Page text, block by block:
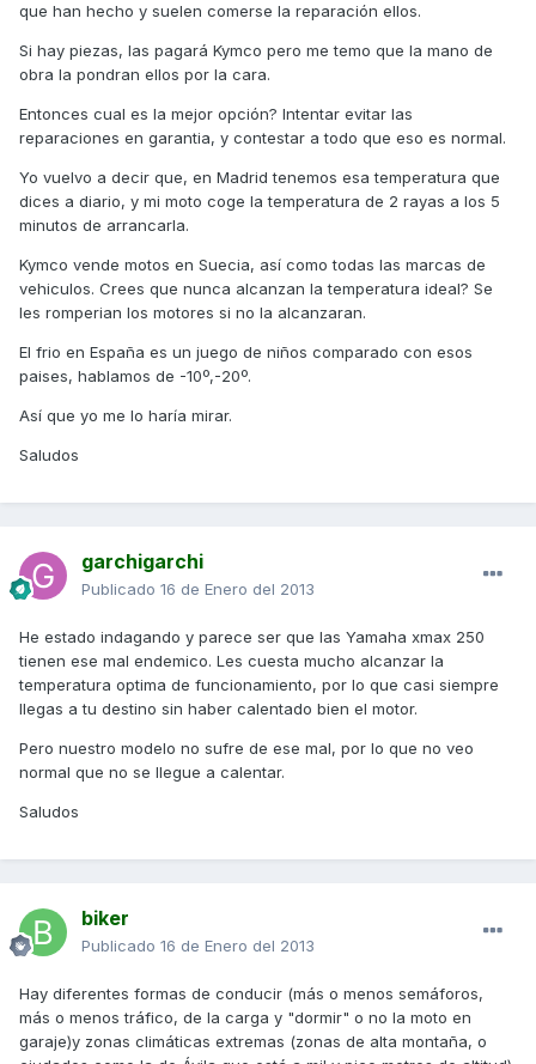
que han hecho y suelen comerse la reparación ellos.
Si hay piezas, las pagará Kymco pero me temo que la mano de
obra la pondran ellos por la cara.
Entonces cual es la mejor opción? Intentar evitar las
reparaciones en garantia, y contestar a todo que eso es normal.
Yo vuelvo a decir que, en Madrid tenemos esa temperatura que
dices a diario, y mi moto coge la temperatura de 2 rayas a los 5
minutos de arrancarla.
Kymco vende motos en Suecia, así como todas las marcas de
vehiculos. Crees que nunca alcanzan la temperatura ideal? Se
les romperian los motores si no la alcanzaran.
El frio en España es un juego de niños comparado con esos
paises, hablamos de -10º,-20º.
Así que yo me lo haría mirar.
Saludos
garchigarchi
Publicado 16 de Enero del 2013
He estado indagando y parece ser que las Yamaha xmax 250
tienen ese mal endemico. Les cuesta mucho alcanzar la
temperatura optima de funcionamiento, por lo que casi siempre
llegas a tu destino sin haber calentado bien el motor.
Pero nuestro modelo no sufre de ese mal, por lo que no veo
normal que no se llegue a calentar.
Saludos
biker
Publicado 16 de Enero del 2013
Hay diferentes formas de conducir (más o menos semáforos,
más o menos tráfico, de la carga y "dormir" o no la moto en
garaje)y zonas climáticas extremas (zonas de alta montaña, o